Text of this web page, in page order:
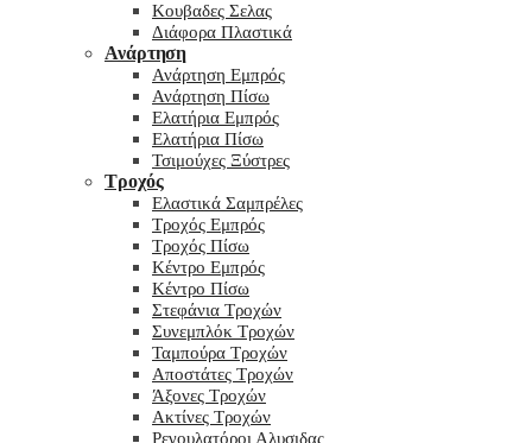
Κουβαδες Σελας
Διάφορα Πλαστικά
Ανάρτηση
Ανάρτηση Εμπρός
Ανάρτηση Πίσω
Ελατήρια Εμπρός
Ελατήρια Πίσω
Τσιμούχες Ξύστρες
Τροχός
Ελαστικά Σαμπρέλες
Τροχός Εμπρός
Τροχός Πίσω
Κέντρο Εμπρός
Κέντρο Πίσω
Στεφάνια Τροχών
Συνεμπλόκ Τροχών
Ταμπούρα Τροχών
Αποστάτες Τροχών
Άξονες Τροχών
Ακτίνες Τροχών
Ρεγουλατόροι Αλυσιδας